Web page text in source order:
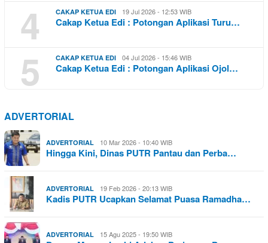
4 CAKAP KETUA EDI 19 Jul 2026 - 12:53 WIB
Cakap Ketua Edi : Potongan Aplikasi Turu…
5 CAKAP KETUA EDI 04 Jul 2026 - 15:46 WIB
Cakap Ketua Edi : Potongan Aplikasi Ojol…
ADVERTORIAL
ADVERTORIAL 10 Mar 2026 - 10:40 WIB
Hingga Kini, Dinas PUTR Pantau dan Perba…
ADVERTORIAL 19 Feb 2026 - 20:13 WIB
Kadis PUTR Ucapkan Selamat Puasa Ramadha…
ADVERTORIAL 15 Agu 2025 - 19:50 WIB